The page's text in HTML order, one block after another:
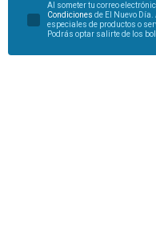
Al someter tu correo
Condiciones de El Nuevo
especiales de productos o
Podrás optar salirte de los